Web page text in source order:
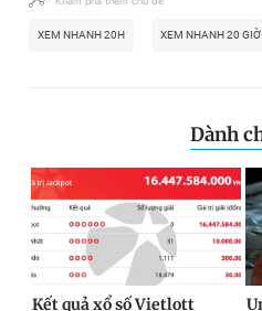
XEM NHANH 20H XEM NHANH 20 GIỜ